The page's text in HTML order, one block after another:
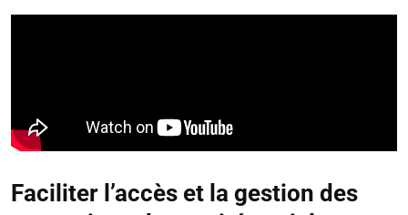
Faciliter l’accès et la gestion des